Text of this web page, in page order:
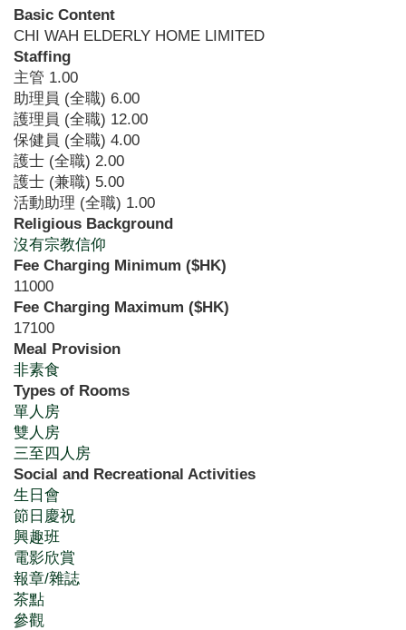
Basic Content
CHI WAH ELDERLY HOME LIMITED
Staffing
主管 1.00
助理員 (全職) 6.00
護理員 (全職) 12.00
保健員 (全職) 4.00
護士 (全職) 2.00
護士 (兼職) 5.00
活動助理 (全職) 1.00
Religious Background
沒有宗教信仰
Fee Charging Minimum ($HK)
11000
Fee Charging Maximum ($HK)
17100
Meal Provision
非素食
Types of Rooms
單人房
雙人房
三至四人房
Social and Recreational Activities
生日會
節日慶祝
興趣班
電影欣賞
報章/雜誌
茶點
參觀